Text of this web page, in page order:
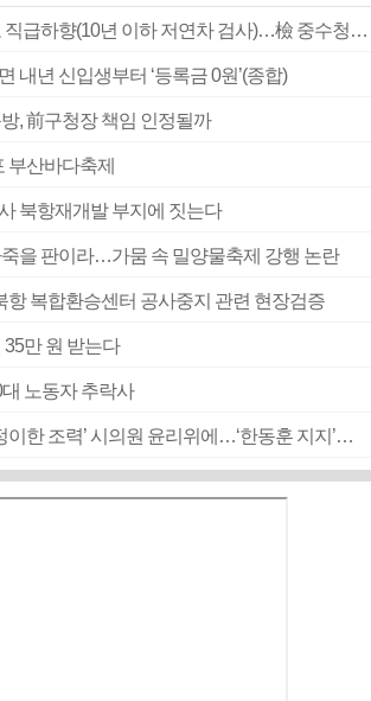
검사 신분 버리고 직급하향(10년 이하 저연차 검사)…檢 중수청행 기피
내년 신입생부터 ‘등록금 0원’(종합)
, 前구청장 책임 인정될까
부산바다축제
북항재개발 부지에 짓는다
을 판이라…가뭄 속 밀양물축제 강행 논란
항 복합환승센터 공사중지 관련 현장검증
만 원 받는다
노동자 추락사
국힘 부산시당, ‘정이한 조력’ 시의원 윤리위에…‘한동훈 지지’도 신고접수